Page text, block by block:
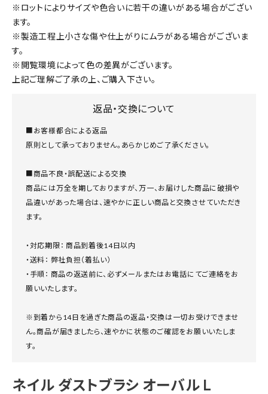
※ロットによりサイズや色合いに若干の違いがある場合がござい
ます。
※製造工程上小さな傷や仕上がりにムラがある場合がございま
す。
※閲覧環境によって色の差異がございます。
上記ご理解ご了承の上、ご購入下さい。
返品・交換について
■お客様都合による返品
原則として承っておりません。あらかじめご了承ください。
■商品不良・誤配送による交換
商品には万全を期しておりますが、万一、お届けした商品に破損や
品違いがあった場合は、速やかに正しい商品と交換させていただき
ます。
・対応期限： 商品到着後14日以内
・送料： 弊社負担（着払い）
・手順： 商品の返送前に、必ずメールまたはお電話にてご連絡をお
願いいたします。
※到着から14日を過ぎた商品の返品・交換は一切お受けできませ
ん。商品が届きましたら、速やかに状態のご確認をお願いいたしま
す。
ネイル ダストブラシ オーバル L